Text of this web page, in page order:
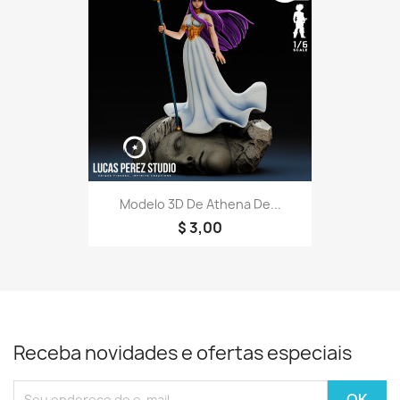
Modelo 3D De Athena De...
$ 3,00
Receba novidades e ofertas especiais